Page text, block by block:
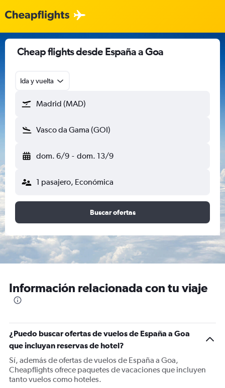
Cheap flights desde España a Goa
Ida y vuelta
Madrid (MAD)
Vasco da Gama (GOI)
dom. 6/9 - dom. 13/9
1 pasajero, Económica
Buscar ofertas
Información relacionada con tu viaje
¿Puedo buscar ofertas de vuelos de España a Goa
que incluyan reservas de hotel?
Sí, además de ofertas de vuelos de España a Goa,
Cheapflights ofrece paquetes de vacaciones que incluyen
tanto vuelos como hoteles.